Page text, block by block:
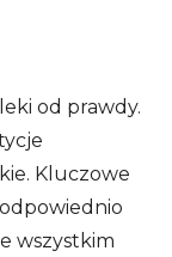
od prawdy.
Kluczowe
wszystkim